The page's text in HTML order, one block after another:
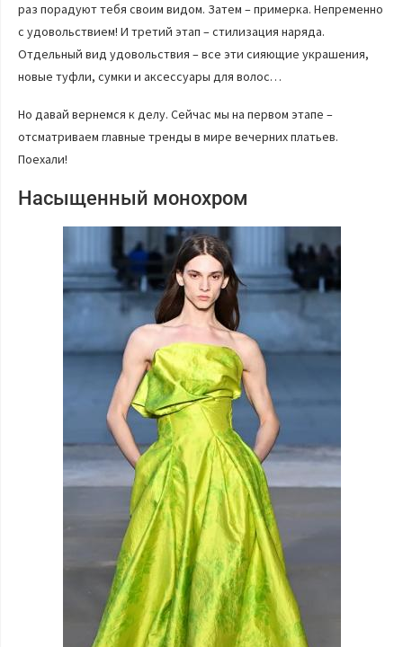
раз порадуют тебя своим видом. Затем – примерка. Непременно
с удовольствием! И третий этап – стилизация наряда.
Отдельный вид удовольствия – все эти сияющие украшения,
новые туфли, сумки и аксессуары для волос…
Но давай вернемся к делу. Сейчас мы на первом этапе –
отсматриваем главные тренды в мире вечерних платьев.
Поехали!
Насыщенный монохром